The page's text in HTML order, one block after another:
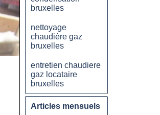
bruxelles
nettoyage
chaudière gaz
bruxelles
entretien chaudiere
gaz locataire
bruxelles
Articles mensuels